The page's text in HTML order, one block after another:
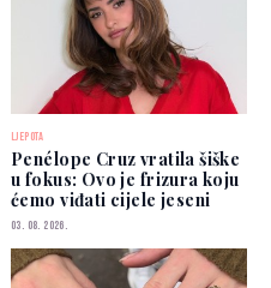
LJEPOTA
Penélope Cruz vratila šiške
u fokus: Ovo je frizura koju
ćemo viđati cijele jeseni
03. 08. 2026.